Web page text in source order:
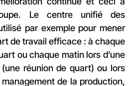
Le centre unifié des
par exemple pour mener
de travail efficace : à chaque
ou chaque matin lors d’une
(une réunion de quart) ou lors
de la production,